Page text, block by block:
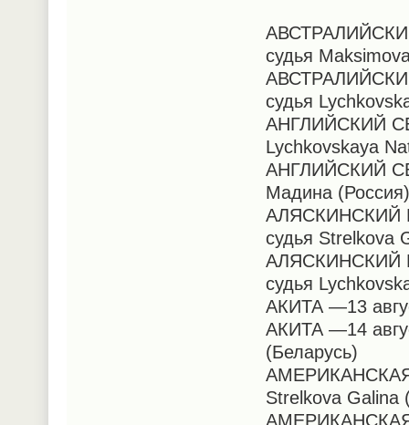
судья
судья
АНГЛИЙСКИЙ
Lychkovskaya
АНГЛИЙСКИЙ
Мадина
АЛЯСКИНСКИЙ
судья Strelkova
АЛЯСКИНСКИЙ
судья
АКИТА —13
АКИТА —14
(Беларусь)
АМЕРИКАНСКАЯ
Strelkova Galina
АМЕРИКАНСКАЯ